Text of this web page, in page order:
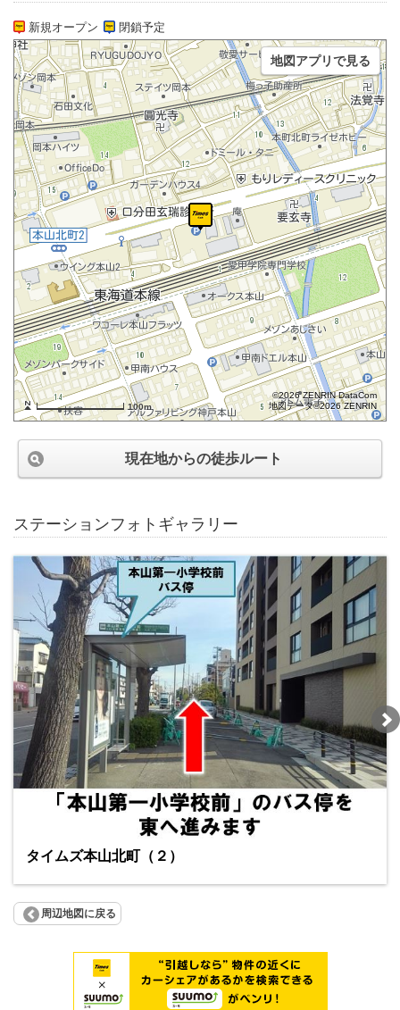
新規オープン 閉鎖予定
100m
©2026 ZENRIN DataCom
地図データ©2026 ZENRIN
地図アプリで見る
現在地からの徒歩ルート
ステーションフォトギャラリー
タイムズ本山北町（２）
周辺地図に戻る